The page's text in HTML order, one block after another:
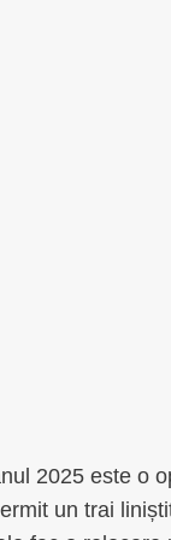
2025 este o
un trai